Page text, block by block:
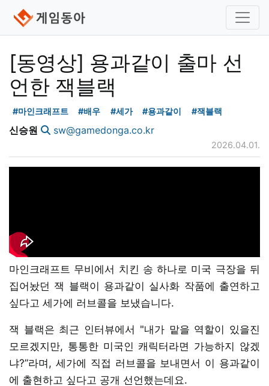
[동영상] 용과같이 출마 선
언한 잭블랙
#마인크래프트 #배우 #세가 #용과같이 #잭블랙
신승원 sw@gamedonga.co.kr
2026.04.01.
마인크래프트 무비에서 치킨 송 하나로 미국 극장을 뒤
집어놨던 잭 블랙이 용과같이 실사화 작품에 출연하고
싶다고 세가에 러브콜을 보냈습니다.
잭 블랙은 최근 인터뷰에서 "내가 맡을 역할이 있을진
모르겠지만, 통통한 미국인 캐릭터라면 가능하지 않겠
냐?”라며, 세가에 직접 러브콜을 보내면서 이 용과같이
에 출현하고 싶다고 공개 선언했는데요.